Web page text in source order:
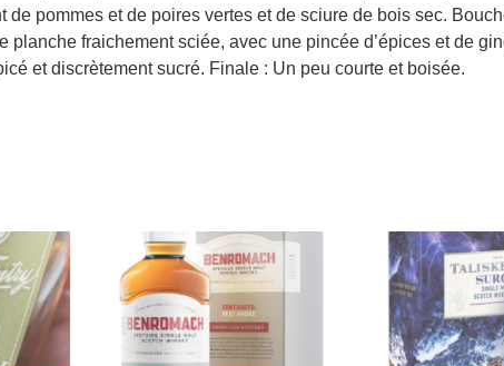
de pommes et de poires vertes et de sciure de bois sec.
planche fraichement sciée, avec une pincée d’épices et de
et discrètement sucré. Finale : Un peu courte et boisée.